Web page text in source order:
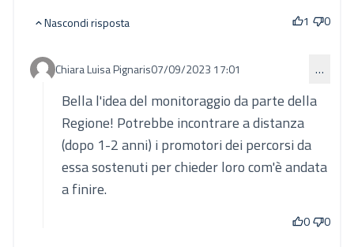
Nascondi risposta 1 0
Commento 863 (risposta al commento 856)
Chiara Luisa Pignaris07/09/2023 17:01 …
Bella l'idea del monitoraggio da parte della
Regione! Potrebbe incontrare a distanza
(dopo 1-2 anni) i promotori dei percorsi da
essa sostenuti per chieder loro com'è andata
a finire.
0 0